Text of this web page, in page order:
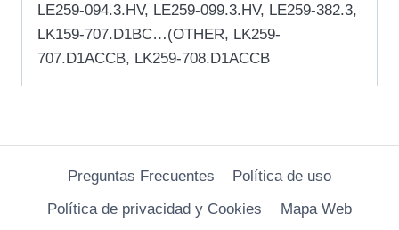
LE259-094.3.HV, LE259-099.3.HV, LE259-382.3,
LK159-707.D1BC…(OTHER, LK259-
707.D1ACCB, LK259-708.D1ACCB
Preguntas Frecuentes
Política de uso
Política de privacidad y Cookies
Mapa Web